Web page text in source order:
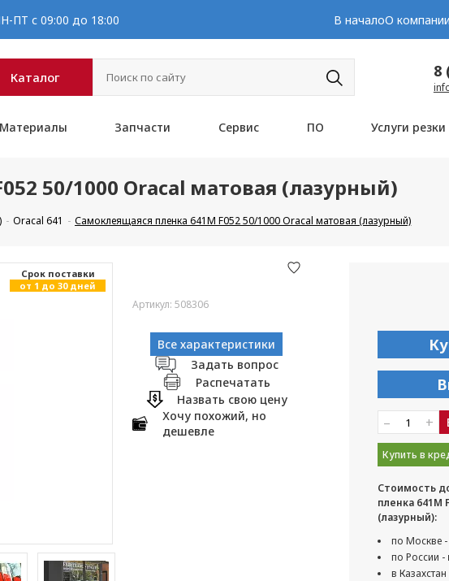
ПТ с 09:00 до 18:00 В началоО компании
Каталог 8
Материалы Запчасти Сервис ПО Услуги резки
50/1000 Oracal матовая (лазурный)
Oracal 641 Самоклеящаяся пленка 641M F052 50/1000 Oracal матовая (лазурный)
Cрок поставки
от 1 до 30 дней
Артикул: 508306
Все характеристики
Задать вопрос
Распечатать
Назвать свою цену
Хочу похожий, но
дешевле
– +
Купить в
Стоимость
пленка 641M
(лазурный):
по Москве -
по России -
в